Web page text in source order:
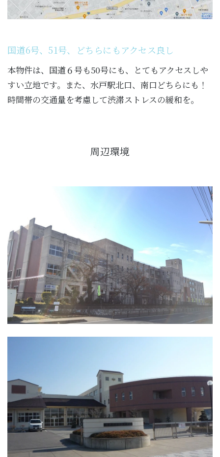
国道6号、51号、どちらにもアクセス良し
本物件は、国道６号も50号にも、とてもアクセスしや
すい立地です。また、水戸駅北口、南口どちらにも！
時間帯の交通量を考慮して渋滞ストレスの緩和を。
周辺環境